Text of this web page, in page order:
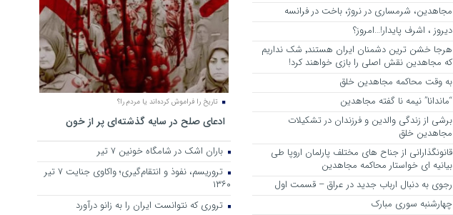
مجاهدین، شرم‎ساری در نروژ، باخت در فرانسه
ديروز ، اشرف پايدار!…امروز؟
هرجا خشن ترین دشمنان ایران هستند٬ شک نداریم
که مجاهدین نقش اصلی را بازی خواهند کرد!
به وقت محاکمه مجاهدین خلق
“ماندانا” نیمه نا گفته مجاهدین
برشی از زندگی والدین و فرزندان در تشکیلات
مجاهدین خلق
قانونگذارانی از جناح های مختلف پارلمان اروپا طی
بیانیه ای خواستار محاکمه مجاهدین
رجوی به دنبال ارباب جدید در عراق – قسمت اول
چهارشنبه سوری مبارک
تاریخ را فراموش کرده‌اند یا مردم را؟
ادعای صلح در سایه گذشته‌ای پر از خون
باران اشک در شامگاه خونین 7 تیر
تروریسم، نفوذ و انتقام‌گیری؛ واکاوی جنایت ۷ تیر
۱۳۶۰
تروری که نتوانست ایران را به زانو درآورد